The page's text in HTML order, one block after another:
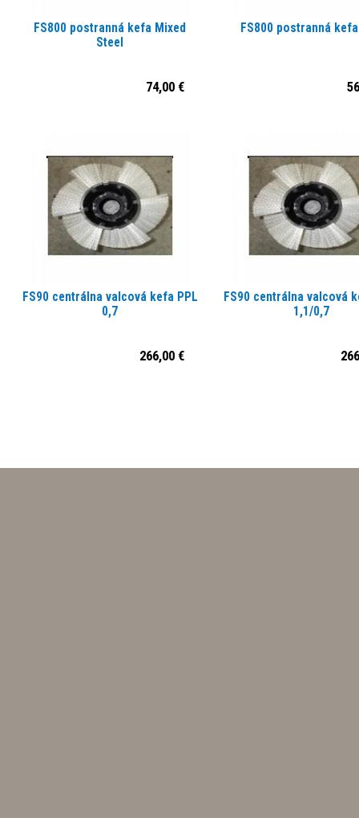
FS800 postranná kefa Mixed
Steel
74,00 €
FS800 postranná
FS90 centrálna valcová kefa PPL
0,7
266,00 €
FS90 centrálna valcová
1,1/0,7